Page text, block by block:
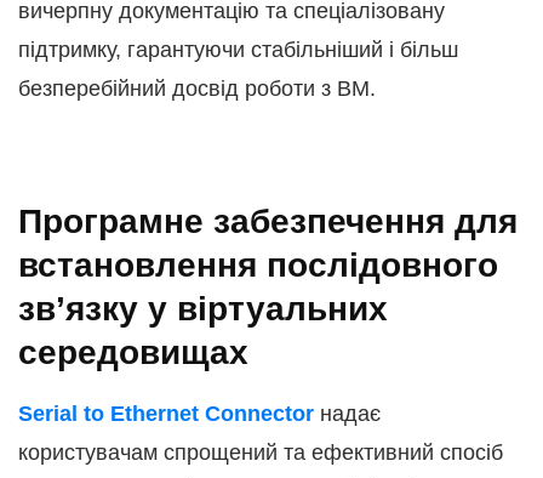
вичерпну документацію та спеціалізовану
підтримку, гарантуючи стабільніший і більш
безперебійний досвід роботи з ВМ.
Програмне забезпечення для
встановлення послідовного
зв’язку у віртуальних
середовищах
Serial to Ethernet Connector надає
користувачам спрощений та ефективний спосіб